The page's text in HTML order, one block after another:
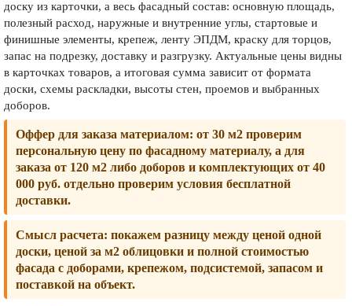
доску из карточки, а весь фасадный состав: основную площадь,
полезный расход, наружные и внутренние углы, стартовые и
финишные элементы, крепеж, ленту ЭПДМ, краску для торцов,
запас на подрезку, доставку и разгрузку. Актуальные цены видны
в карточках товаров, а итоговая сумма зависит от формата
доски, схемы раскладки, высоты стен, проемов и выбранных
доборов.
Оффер для заказа материалом: от 30 м2 проверим
персональную цену по фасадному материалу, а для
заказа от 120 м2 либо доборов и комплектующих от 40
000 руб. отдельно проверим условия бесплатной
доставки.
Смысл расчета: покажем разницу между ценой одной
доски, ценой за м2 облицовки и полной стоимостью
фасада с доборами, крепежом, подсистемой, запасом и
поставкой на объект.